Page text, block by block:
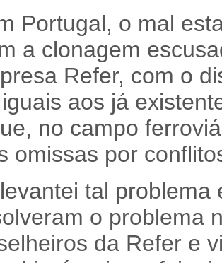
Portugal, o mal
a clonagem
Refer, com o
aos já
no campo
omissas por
tal
o problema
da Refer e